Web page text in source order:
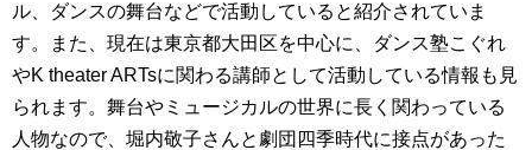
ル、ダンスの舞台などで活動していると紹介されていま
す。また、現在は東京都大田区を中心に、ダンス塾こぐれ
やK theater ARTsに関わる講師として活動している情報も見
られます。舞台やミュージカルの世界に長く関わっている
人物なので、堀内敬子さんと劇団四季時代に接点があった